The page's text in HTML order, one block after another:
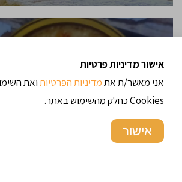
מדיאס חצילים ובשר
אישור מדיניות פרטיות
אני מאשר/ת אתמדיניות הפרטיותואת
Cookies כחלק מהשימוש באתר.
אישור